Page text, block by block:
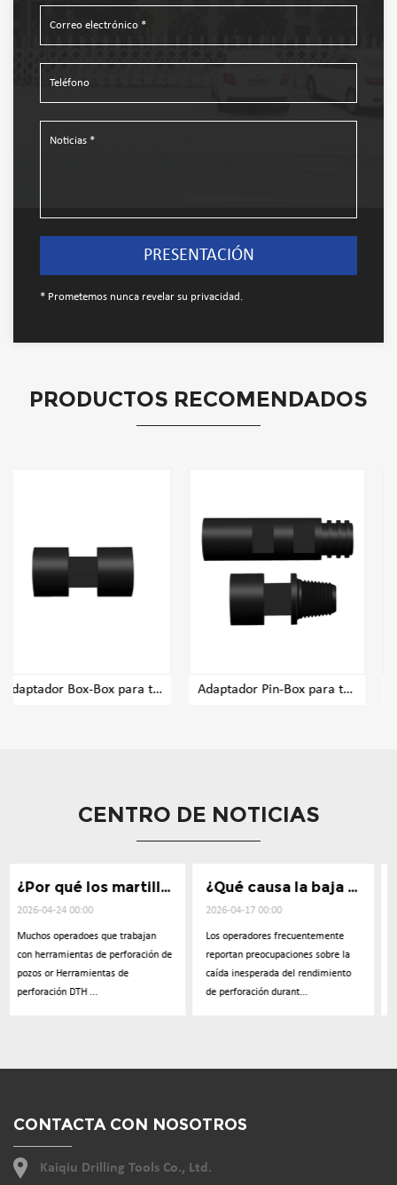
* Prometemos nunca revelar su privacidad.
PRODUCTOS RECOMENDADOS
Adaptador Box-Box para tubería de perforación Dth Rig Adaptador Pin-Box para tubería de perforación Dth Rig
CENTRO DE NOTICIAS
¿Por qué los martillos DTH pierden potencia de impacto?
de
¿Qué causa la baja penetración en la perforación de pozos?
2026-04-17 00:00
Los operadores frecuentemente
reportan preocupaciones sobre la
caída inesperada del rendimiento
de perforación durant...
2026-04-10 00:00
La baja tasa de penetración es una
de las preocupaciones más
discutidas entre los operadores de
perforación. Muchos u...
CONTACTA CON NOSOTROS
Kaiqiu Drilling Tools Co., Ltd.